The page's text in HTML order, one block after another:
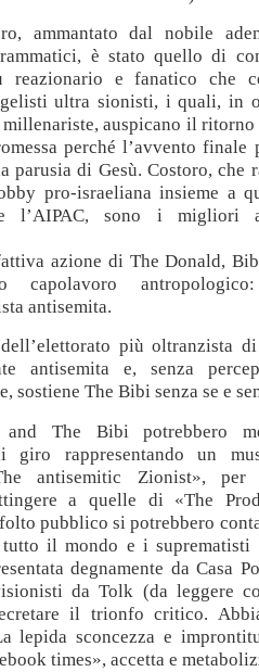
ammantato dal nobile
è stato quello di
reazionario e fanatico che
ultra sionisti, i quali, in
millenariste, auspicano il
perché l’avvento finale
parusia di Gesù. Costoro, che
pro-israeliana insieme a
l’AIPAC, sono i
azione di The Donald,
capolavoro antropologico:
antisemita.
più oltranzista
antisemita e, senza
sostiene The Bibi senza se e
and The Bibi potrebbero
giro rappresentando un
antisemitic Zionist», per
a quelle di «The
pubblico si potrebbero
il mondo e i suprematisti
degnamente da Casa
da Tolk (da leggere
il trionfo critico.
lepida sconcezza e
times», accetta e